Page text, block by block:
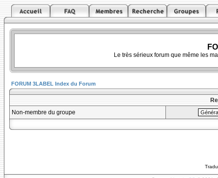
Le très sérieux forum que même les
FORUM 3LABEL Index du Forum
Non-membre du groupe